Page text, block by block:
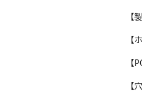
【
【
【
【